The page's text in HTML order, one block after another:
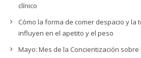
clínico
Cómo la forma de comer despacio y la
influyen en el apetito y el peso
Mayo: Mes de la Concientización